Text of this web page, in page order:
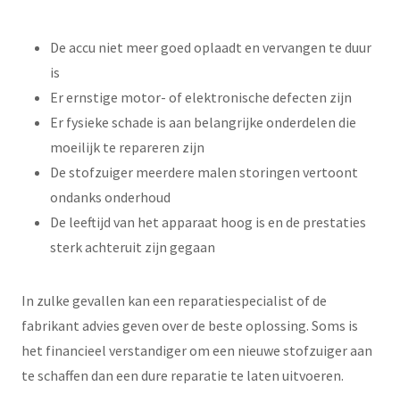
De accu niet meer goed oplaadt en vervangen te duur
is
Er ernstige motor- of elektronische defecten zijn
Er fysieke schade is aan belangrijke onderdelen die
moeilijk te repareren zijn
De stofzuiger meerdere malen storingen vertoont
ondanks onderhoud
De leeftijd van het apparaat hoog is en de prestaties
sterk achteruit zijn gegaan
In zulke gevallen kan een reparatiespecialist of de
fabrikant advies geven over de beste oplossing. Soms is
het financieel verstandiger om een nieuwe stofzuiger aan
te schaffen dan een dure reparatie te laten uitvoeren.